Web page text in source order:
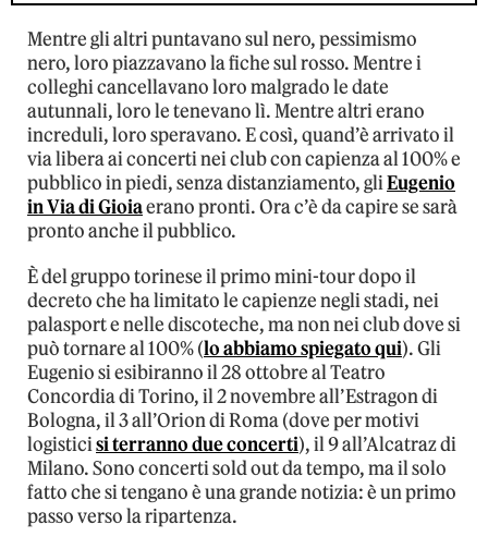
Mentre gli altri puntavano sul nero, pessimismo
nero, loro piazzavano la fiche sul rosso. Mentre i
colleghi cancellavano loro malgrado le date
autunnali, loro le tenevano lì. Mentre altri erano
increduli, loro speravano. E così, quand’è arrivato il
via libera ai concerti nei club con capienza al 100% e
pubblico in piedi, senza distanziamento, gliEugenio
in Via di Gioiaerano pronti. Ora c’è da capire se sarà
pronto anche il pubblico.
È del gruppo torinese il primo mini-tour dopo il
decreto che ha limitato le capienze negli stadi, nei
palasport e nelle discoteche, ma non nei club dove si
può tornare al 100% (lo abbiamo spiegato qui). Gli
Eugenio si esibiranno il 28 ottobre al Teatro
Concordia di Torino, il 2 novembre all’Estragon di
Bologna, il 3 all’Orion di Roma (dove per motivi
logisticisi terranno due concerti), il 9 all’Alcatraz di
Milano. Sono concerti sold out da tempo, ma il solo
fatto che si tengano è una grande notizia: è un primo
passo verso la ripartenza.